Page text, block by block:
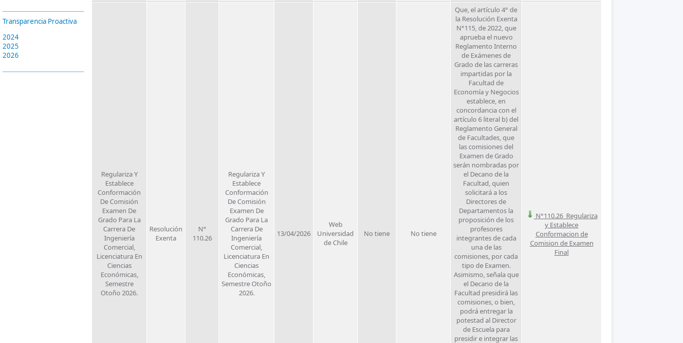
Transparencia Proactiva
2024
2025
2026
Regulariza Y
Establece
Conformación
De Comisión
Examen De
Grado Para La
Carrera De
Ingeniería
Comercial,
Licenciatura En
Ciencias
Económicas,
Semestre
Otoño 2026.
Resolución
Exenta
N°
110.26
Regulariza Y
Establece
Conformación
De Comisión
Examen De
Grado Para La
Carrera De
Ingeniería
Comercial,
Licenciatura En
Ciencias
Económicas,
Semestre Otoño
2026.
13/04/2026
Web
Universidad
de Chile
No tiene No tiene
Que, el artículo 4° de
la Resolución Exenta
N°115, de 2022, que
aprueba el nuevo
Reglamento Interno
de Exámenes de
Grado de las carreras
impartidas por la
Facultad de
Economía y Negocios
establece, en
concordancia con el
artículo 6 literal b) del
Reglamento General
de Facultades, que
las comisiones del
Examen de Grado
serán nombradas por
el Decano de la
Facultad, quien
solicitará a los
Directores de
Departamentos la
proposición de los
profesores
integrantes de cada
una de las
comisiones, por cada
tipo de Examen.
Asimismo, señala que
el Decano de la
Facultad presidirá las
comisiones, o bien,
podrá entregar la
potestad al Director
de Escuela para
presidir e integrar las
N°110.26_Regulariza
y Establece
Conformacion de
Comision de Examen
Final